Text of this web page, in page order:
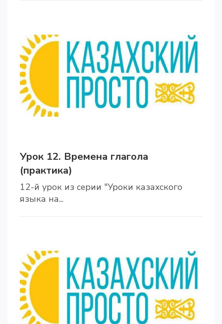
Урок 12. Времена глагола
(практика)
12-й урок из серии "Уроки казахского
языка на...